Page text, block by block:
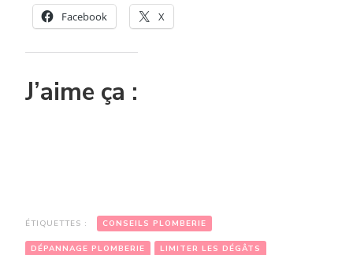
Facebook X
J’aime ça :
ÉTIQUETTES : CONSEILS PLOMBERIE
DÉPANNAGE PLOMBERIE LIMITER LES DÉGÂTS